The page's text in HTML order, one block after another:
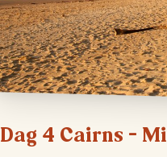
Dag 4 Cairns –